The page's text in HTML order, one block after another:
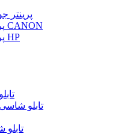
پرینتر
پرینتر جوهر افشان CANON
پرینتر جوهر افشان HP
تابلو